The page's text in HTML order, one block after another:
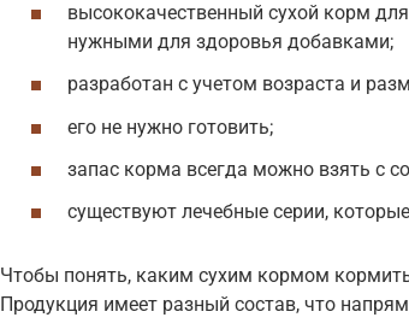
высококачественный сухой корм
нужными для здоровья добавками;
разработан с учетом возраста и
его не нужно готовить;
запас корма всегда можно взять с
существуют лечебные серии,
Чтобы понять, каким сухим кормом
Продукция имеет разный состав, что